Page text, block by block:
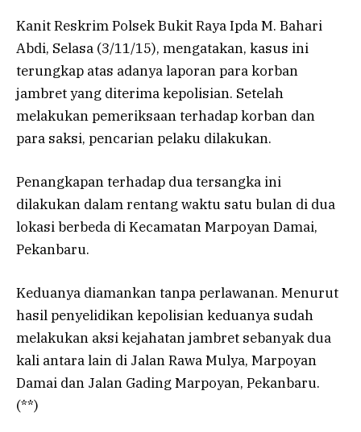
Kanit Reskrim Polsek Bukit Raya Ipda M. Bahari
Abdi, Selasa (3/11/15), mengatakan, kasus ini
terungkap atas adanya laporan para korban
jambret yang diterima kepolisian. Setelah
melakukan pemeriksaan terhadap korban dan
para saksi, pencarian pelaku dilakukan.
Penangkapan terhadap dua tersangka ini
dilakukan dalam rentang waktu satu bulan di dua
lokasi berbeda di Kecamatan Marpoyan Damai,
Pekanbaru.
Keduanya diamankan tanpa perlawanan. Menurut
hasil penyelidikan kepolisian keduanya sudah
melakukan aksi kejahatan jambret sebanyak dua
kali antara lain di Jalan Rawa Mulya, Marpoyan
Damai dan Jalan Gading Marpoyan, Pekanbaru.
(**)